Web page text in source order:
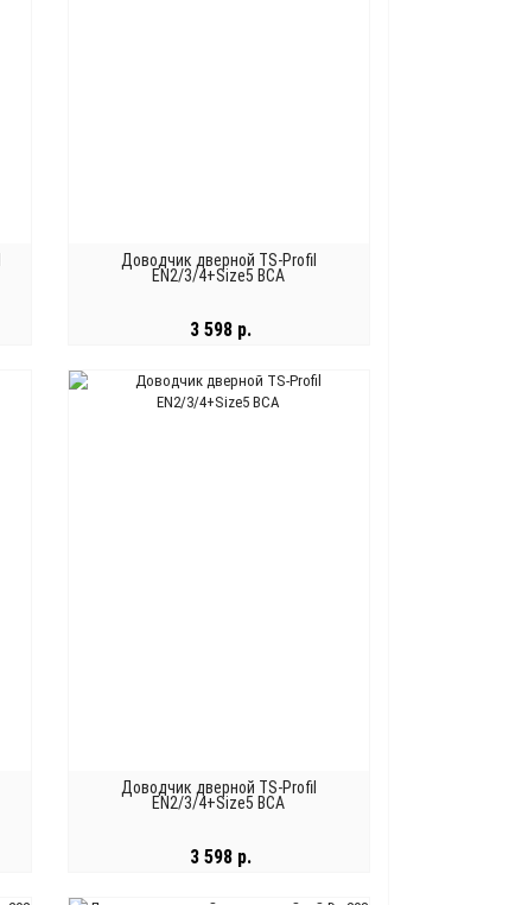
Доводчик дверной TS-Profil
EN2/3/4+Size5 BCA
3 598 р.
В КОРЗИНУ
Доводчик дверной TS-Profil
EN2/3/4+Size5 BCA
3 598 р.